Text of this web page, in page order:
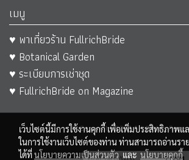
เมนู
♥ พาเที่ยวร้าน FullrichBride
♥ Botanical Garden
♥ ระเบียบการเช่าชุด
♥ FullrichBride on Magazine
© Copyright 2017 All Rights
เว็บไซต์นี้มีการใช้งานคุกกี้ เพื่อเพิ่มประสิทธิภาพ
ในการใช้งานเว็บไซต์ของท่าน ท่านสามารถอ่านรา
ได้ที่นโยบายความเป็นส่วนตัวและนโยบายคุกกี้